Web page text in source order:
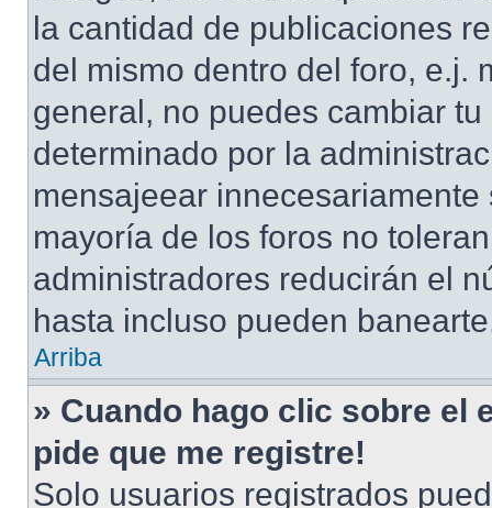
la cantidad de publicaciones
del mismo dentro del foro, e.j.
general, no puedes cambiar
determinado por la
mensajeear
mayoría de los foros no
administradores reducirán el
hasta incluso pueden
Arriba
» Cuando hago clic sobre el
pide que me registre!
Solo usuarios registrados